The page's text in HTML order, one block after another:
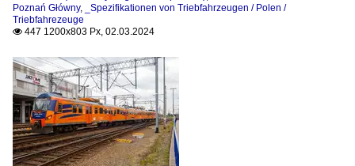
Poznań Główny,
_Spezifikationen von Triebfahrzeugen / Polen /
Triebfahrezeuge
 447 1200x803 Px, 02.03.2024